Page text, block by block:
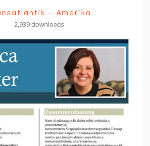
– Amerika
2,939 downloads